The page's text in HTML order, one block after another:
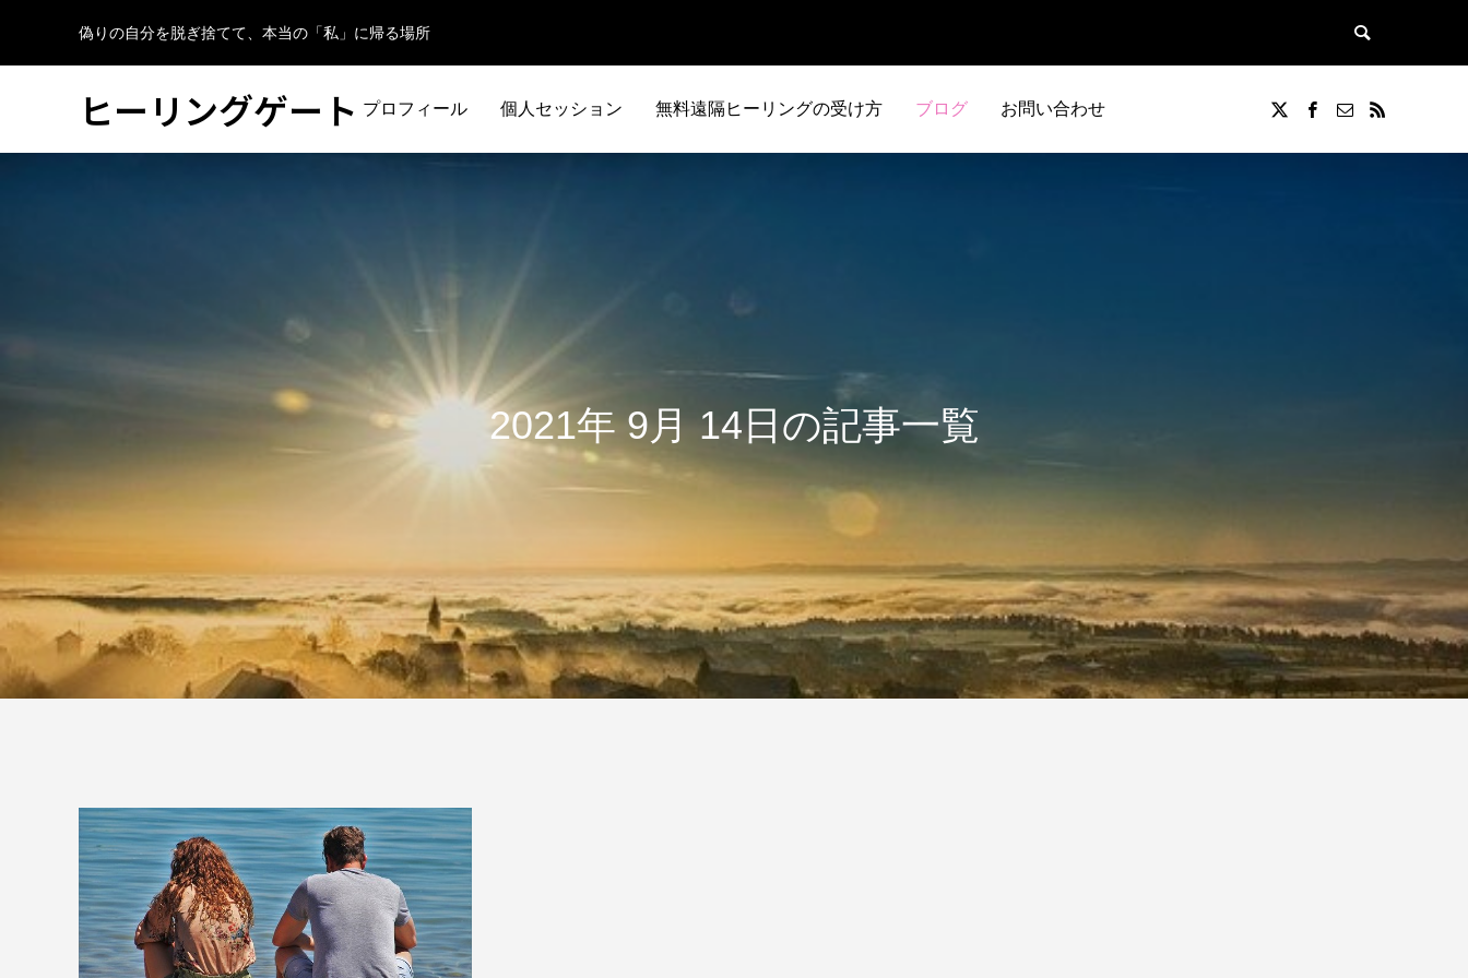
偽りの自分を脱ぎ捨てて、本当の「私」に帰る場所
ヒーリングゲート プロフィール 個人セッション 無料遠隔ヒーリングの受け方 ブログ お問い合わせ
2021年 9月 14日の記事一覧